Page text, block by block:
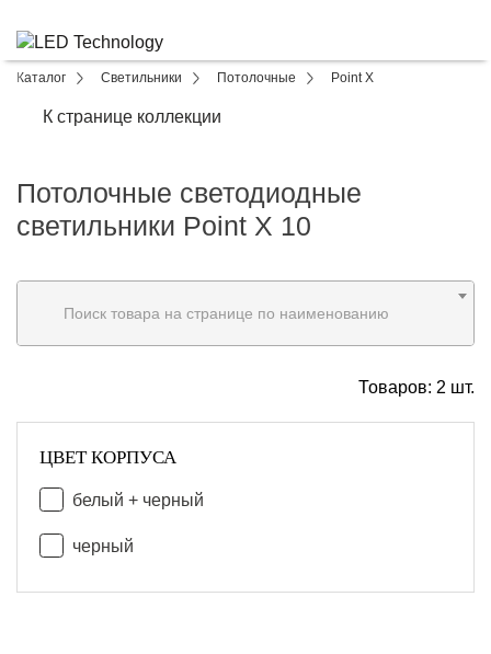
Каталог Светильники Потолочные Point X
К странице коллекции
Потолочные светодиодные
светильники Point X 10
Поиск товара на странице по наименованию
Товаров: 2 шт.
ЦВЕТ КОРПУСА
белый + черный
черный